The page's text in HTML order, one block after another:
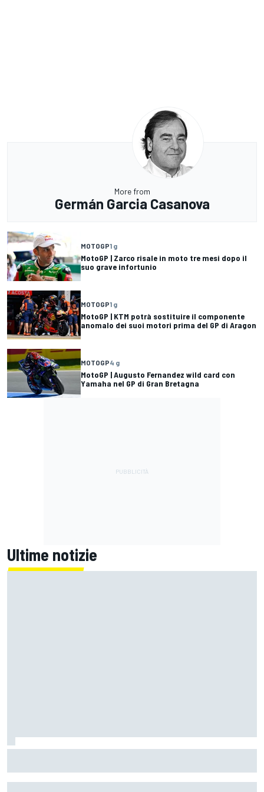
More from
Germán Garcia Casanova
MOTOGP1 g
MotoGP | Zarco risale in moto tre mesi dopo il
suo grave infortunio
MOTOGP1 g
MotoGP | KTM potrà sostituire il componente
anomalo dei suoi motori prima del GP di Aragon
MOTOGP4 g
MotoGP | Augusto Fernandez wild card con
Yamaha nel GP di Gran Bretagna
Ultime notizie